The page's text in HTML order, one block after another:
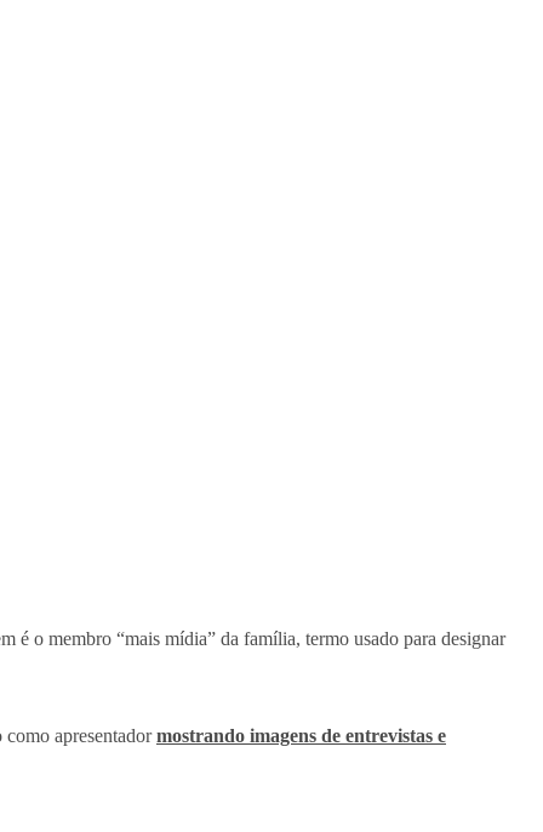
é o membro “mais mídia” da família, termo usado para designar
como apresentadormostrando imagens de entrevistas e